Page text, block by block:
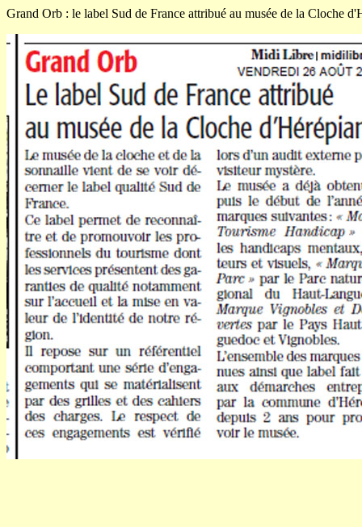
Grand Orb : le label Sud de France attribué au musée de la Cloche